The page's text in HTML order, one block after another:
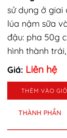
sử dụng ở giai
lúa nậm sữa
đậu: pha 50g
hình thành
Giá: Liên hệ
THÊM VÀO GIỎ
THÀNH PHẦN